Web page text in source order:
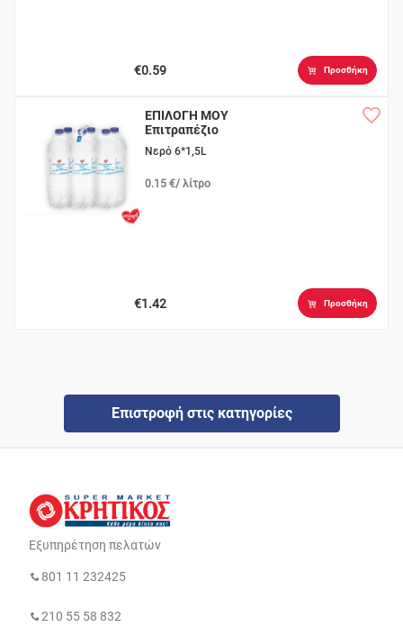
€0.59 Προσθήκη
ΕΠΙΛΟΓΗ ΜΟΥ
Επιτραπέζιο
Νερό 6*1,5L
0.15 €/ λίτρο
€1.42 Προσθήκη
Επιστροφή στις κατηγορίες
Εξυπηρέτηση πελατών
801 11 232425
210 55 58 832